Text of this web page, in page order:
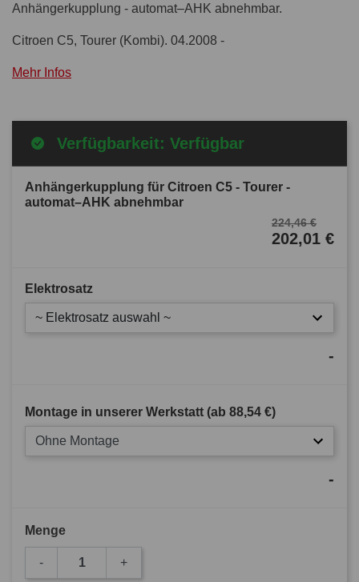
Anhängerkupplung - automat–AHK abnehmbar.
Citroen C5, Tourer (Kombi). 04.2008 -
Mehr Infos
Verfügbarkeit: Verfügbar
Anhängerkupplung für Citroen C5 - Tourer -
automat–AHK abnehmbar
224,46 €
202,01 €
Elektrosatz
~ Elektrosatz auswahl ~
-
Montage in unserer Werkstatt (ab 88,54 €)
Ohne Montage
-
Menge
- +